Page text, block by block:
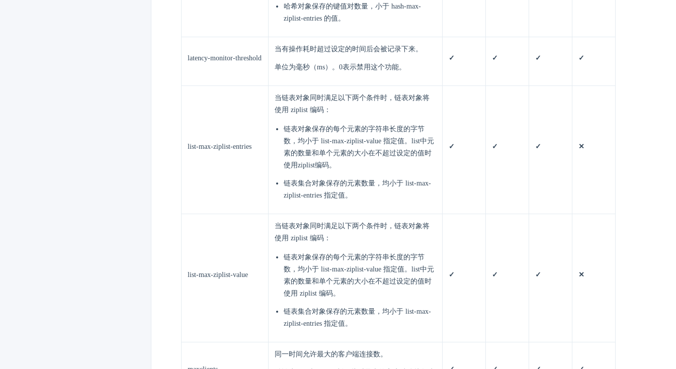
哈希对象保存的键值对数量，小于 hash-max-
ziplist-entries 的值。
latency-monitor-threshold
当有操作耗时超过设定的时间后会被记录下来。
单位为毫秒（ms）。0表示禁用这个功能。
✓ ✓ ✓ ✓
list-max-ziplist-entries
当链表对象同时满足以下两个条件时，链表对象将
使用 ziplist 编码：
链表对象保存的每个元素的字符串长度的字节
数，均小于 list-max-ziplist-value 指定值。list中元
素的数量和单个元素的大小在不超过设定的值时
使用ziplist编码。
链表集合对象保存的元素数量，均小于 list-max-
ziplist-entries 指定值。
✓ ✓ ✓ ✕
list-max-ziplist-value
当链表对象同时满足以下两个条件时，链表对象将
使用 ziplist 编码：
链表对象保存的每个元素的字符串长度的字节
数，均小于 list-max-ziplist-value 指定值。list中元
素的数量和单个元素的大小在不超过设定的值时
使用 ziplist 编码。
链表集合对象保存的元素数量，均小于 list-max-
ziplist-entries 指定值。
✓ ✓ ✓ ✕
同一时间允许最大的客户端连接数。